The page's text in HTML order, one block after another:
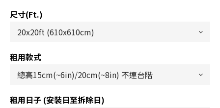
尺寸(ft.)
租用款式
租用日子 (安裝日至拆除日)